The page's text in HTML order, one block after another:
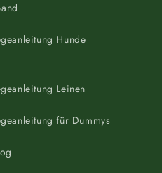
Hunde
Leinen
für Dummys